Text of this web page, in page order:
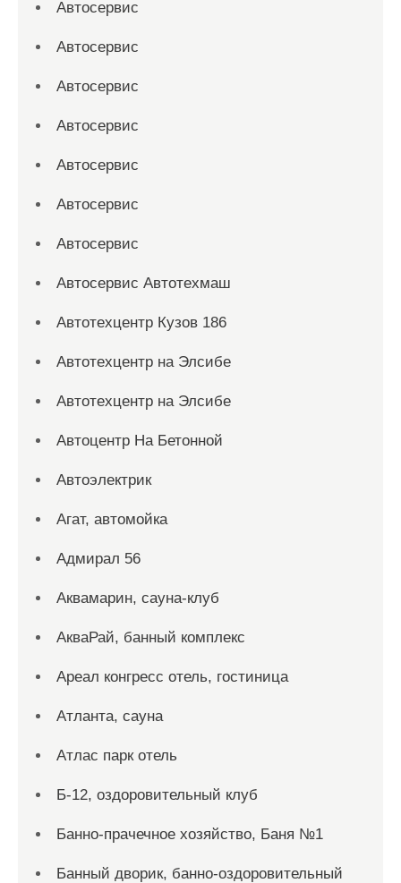
Автосервис
Автосервис
Автосервис
Автосервис
Автосервис
Автосервис
Автосервис
Автосервис Автотехмаш
Автотехцентр Кузов 186
Автотехцентр на Элсибе
Автотехцентр на Элсибе
Автоцентр На Бетонной
Автоэлектрик
Агат, автомойка
Адмирал 56
Аквамарин, сауна-клуб
АкваРай, банный комплекс
Ареал конгресс отель, гостиница
Атланта, сауна
Атлас парк отель
Б-12, оздоровительный клуб
Банно-прачечное хозяйство, Баня №1
Банный дворик, банно-оздоровительный